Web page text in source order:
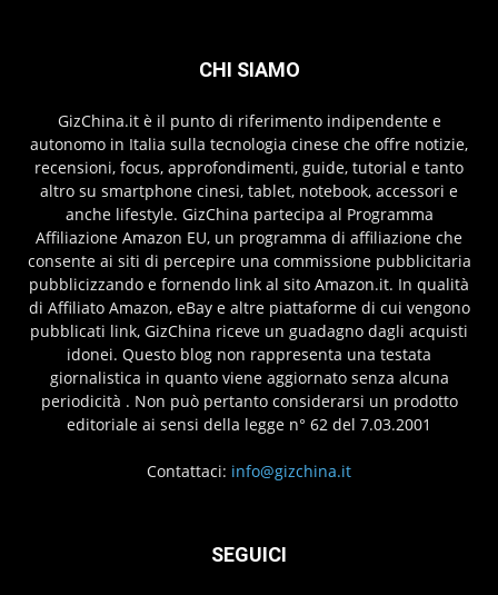
CHI SIAMO
GizChina.it è il punto di riferimento indipendente e
autonomo in Italia sulla tecnologia cinese che offre notizie,
recensioni, focus, approfondimenti, guide, tutorial e tanto
altro su smartphone cinesi, tablet, notebook, accessori e
anche lifestyle. GizChina partecipa al Programma
Affiliazione Amazon EU, un programma di affiliazione che
consente ai siti di percepire una commissione pubblicitaria
pubblicizzando e fornendo link al sito Amazon.it. In qualità
di Affiliato Amazon, eBay e altre piattaforme di cui vengono
pubblicati link, GizChina riceve un guadagno dagli acquisti
idonei. Questo blog non rappresenta una testata
giornalistica in quanto viene aggiornato senza alcuna
periodicità . Non può pertanto considerarsi un prodotto
editoriale ai sensi della legge n° 62 del 7.03.2001
Contattaci: info@gizchina.it
SEGUICI